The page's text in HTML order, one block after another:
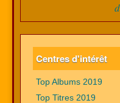
Centres d'intérêt
Top Albums 2019
Top Titres 2019